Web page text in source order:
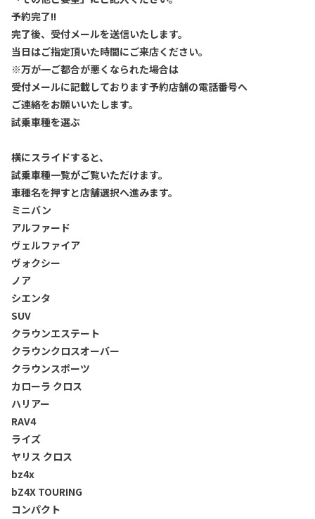
予約完了!!
完了後、受付メールを送信いたします。
当日はご指定頂いた時間にご来店ください。
※万が一ご都合が悪くなられた場合は
受付メールに記載しております予約店舗の電話番号へ
ご連絡をお願いいたします。
試乗車種を選ぶ
横にスライドすると、
試乗車種一覧がご覧いただけます。
車種名を押すと店舗選択へ進みます。
ミニバン
アルファード
ヴェルファイア
ヴォクシー
ノア
シエンタ
SUV
クラウンエステート
クラウンクロスオーバー
クラウンスポーツ
カローラ クロス
ハリアー
RAV4
ライズ
ヤリス クロス
bz4x
bZ4X TOURING
コンパクト